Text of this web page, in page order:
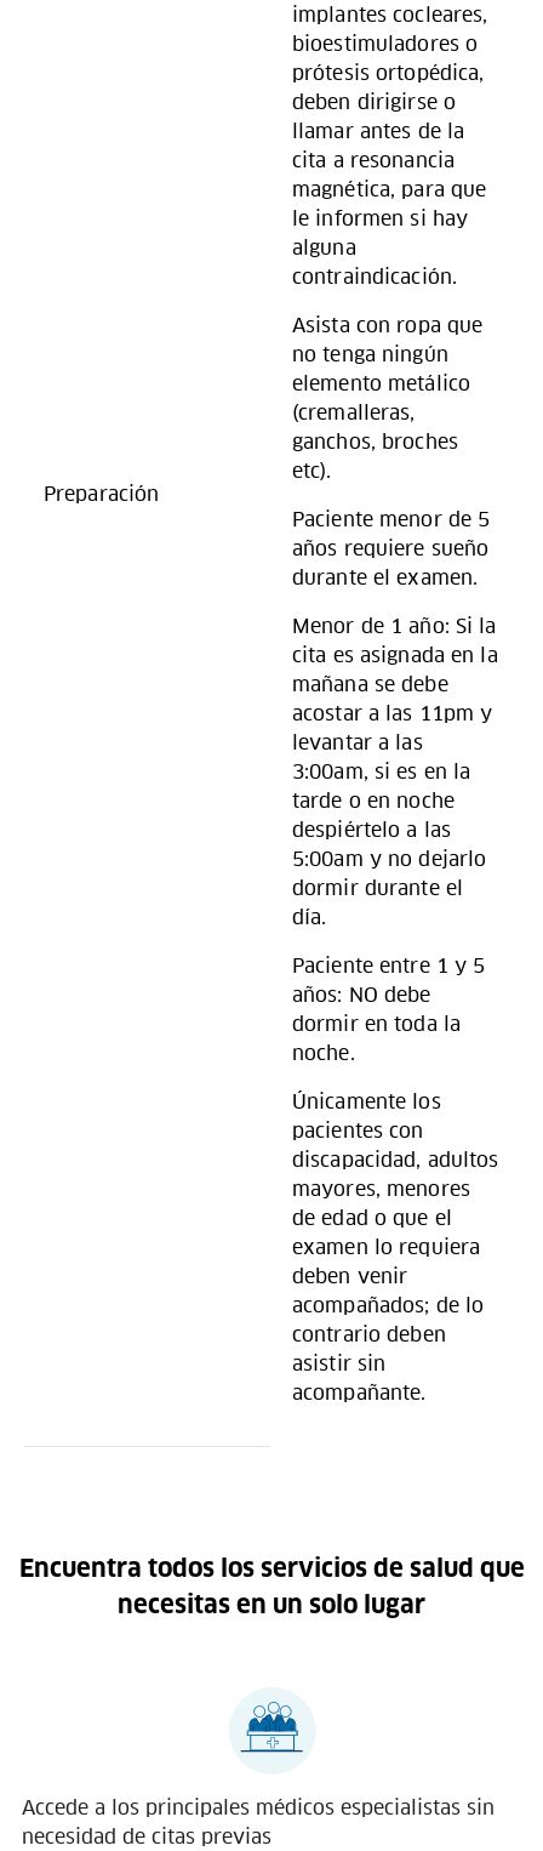
Preparación
implantes cocleares,
bioestimuladores o
prótesis ortopédica,
deben dirigirse o
llamar antes de la
cita a resonancia
magnética, para que
le informen si hay
alguna
contraindicación.
Asista con ropa que
no tenga ningún
elemento metálico
(cremalleras,
ganchos, broches
etc).
Paciente menor de 5
años requiere sueño
durante el examen.
Menor de 1 año: Si la
cita es asignada en la
mañana se debe
acostar a las 11pm y
levantar a las
3:00am, si es en la
tarde o en noche
despiértelo a las
5:00am y no dejarlo
dormir durante el
día.
Paciente entre 1 y 5
años: NO debe
dormir en toda la
noche.
Únicamente los
pacientes con
discapacidad, adultos
mayores, menores
de edad o que el
examen lo requiera
deben venir
acompañados; de lo
contrario deben
asistir sin
acompañante.
Encuentra todos los servicios de salud que
necesitas en un solo lugar
Accede a los principales médicos especialistas sin
necesidad de citas previas